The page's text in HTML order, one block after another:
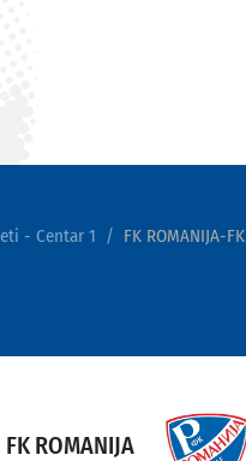
- Centar 1 FK ROMANIJA-
FK ROMANIJA